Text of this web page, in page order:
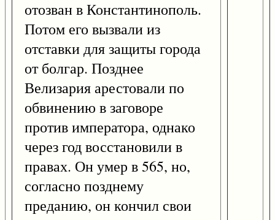
отозван в Константинополь.
Потом его вызвали из
отставки для защиты города
от болгар. Позднее
Велизария арестовали по
обвинению в заговоре
против императора, однако
через год восстановили в
правах. Он умер в 565, но,
согласно позднему
преданию, он кончил свои